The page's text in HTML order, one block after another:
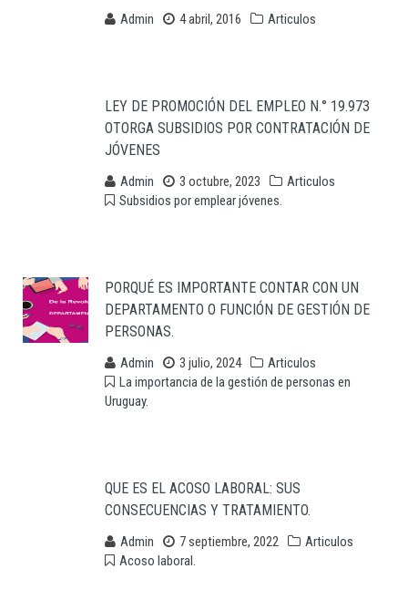
Admin 4 abril, 2016 Articulos
LEY DE PROMOCIÓN DEL EMPLEO N.° 19.973
OTORGA SUBSIDIOS POR CONTRATACIÓN DE
JÓVENES
Admin 3 octubre, 2023
Articulos
Subsidios por emplear jóvenes.
PORQUÉ ES IMPORTANTE CONTAR CON UN
DEPARTAMENTO O FUNCIÓN DE GESTIÓN DE
PERSONAS.
Admin 3 julio, 2024
Articulos
La importancia de la gestión de personas en
Uruguay.
QUE ES EL ACOSO LABORAL: SUS
CONSECUENCIAS Y TRATAMIENTO.
Admin 7 septiembre, 2022
Articulos
Acoso laboral.